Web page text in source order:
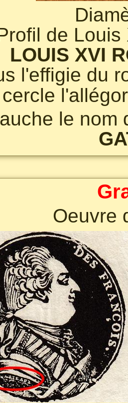
de
LOUIS XVI
l'effigie du
cercle
le nom
Oeuvre